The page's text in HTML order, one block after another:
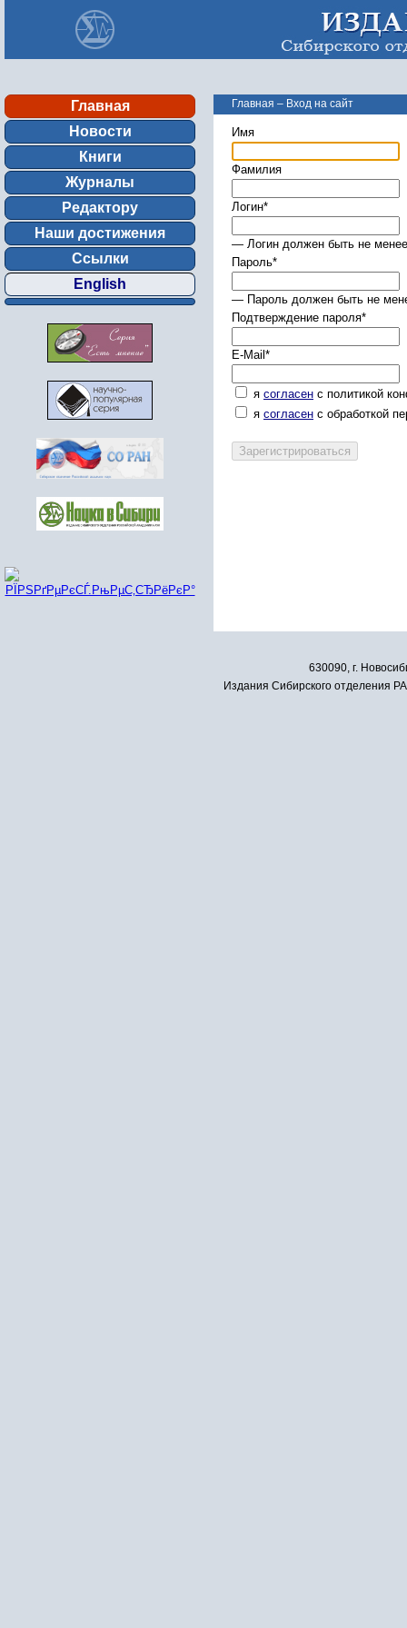
Главная
Новости
Книги
Журналы
Редактору
Наши достижения
Ссылки
English
Главная – Вход на сайт
Имя
Фамилия
Логин*
— Логин должен быть не
Пароль*
— Пароль должен быть не
Подтверждение пароля*
E-Mail *
я согласен с политикой
я согласен с обработкой
630090, г.
Издания Сибирского отделения